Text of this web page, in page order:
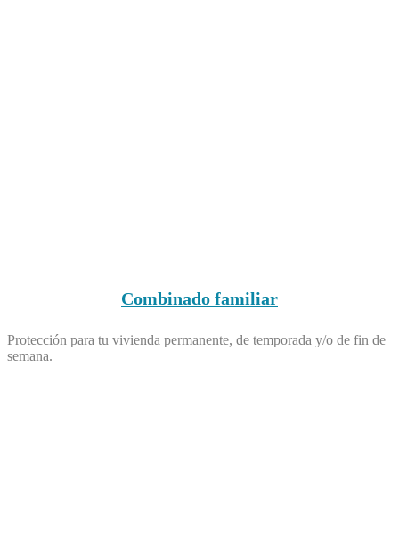
Combinado familiar
Protección para tu vivienda permanente, de temporada y/o de fin de
semana.